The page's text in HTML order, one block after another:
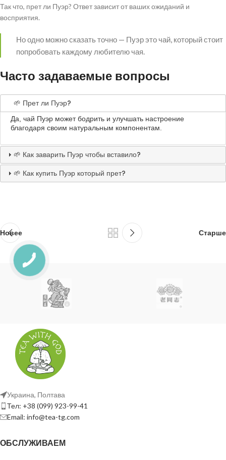
Так что, прет ли Пуэр? Ответ зависит от ваших ожиданий и
восприятия.
Но одно можно сказать точно — Пуэр это чай, который стоит
попробовать каждому любителю чая.
Часто задаваемые вопросы
🌱 Прет ли Пуэр?
Да, чай Пуэр может бодрить и улучшать настроение
благодаря своим натуральным компонентам.
🌱 Как заварить Пуэр чтобы вставило?
🌱 Как купить Пуэр который прет?
Новее Старше
Украина, Полтава
Тел: +38 (099) 923-99-41
Email: info@tea-tg.com
ОБСЛУЖИВАЕМ